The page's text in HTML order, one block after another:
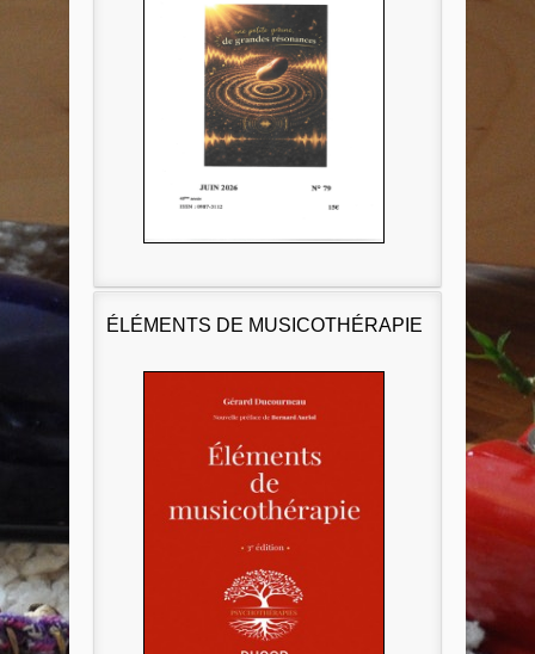
ÉLÉMENTS DE MUSICOTHÉRAPIE